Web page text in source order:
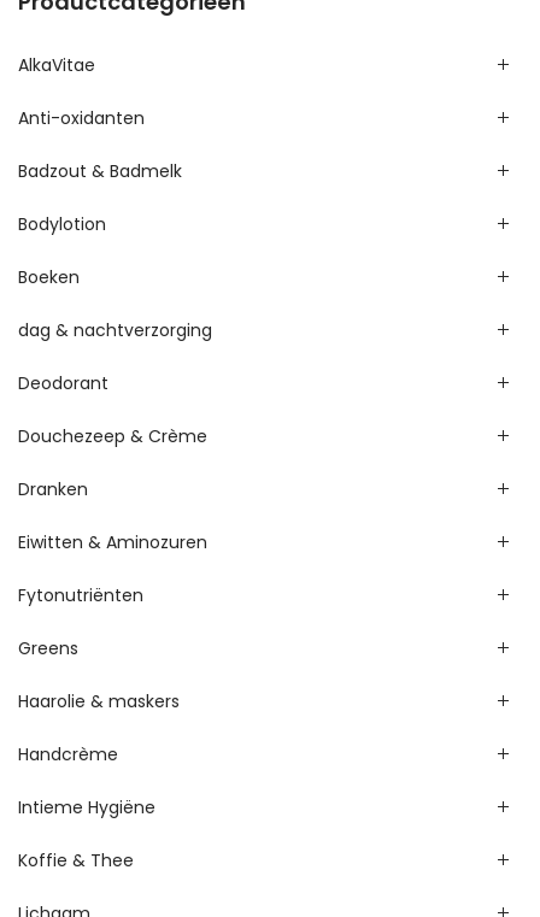
AlkaVitae
Anti-oxidanten
Badzout & Badmelk
Bodylotion
Boeken
dag & nachtverzorging
Deodorant
Douchezeep & Crème
Dranken
Eiwitten & Aminozuren
Fytonutriënten
Greens
Haarolie & maskers
Handcrème
Intieme Hygiëne
Koffie & Thee